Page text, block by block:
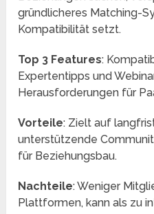
gründlicheres Matching-
Kompatibilität setzt.
Top 3 Features:
Expertentipps und
Herausforderungen für
Vorteile: Zielt auf
unterstützende
für Beziehungsbau.
Nachteile: Weniger
Plattformen, kann als zu